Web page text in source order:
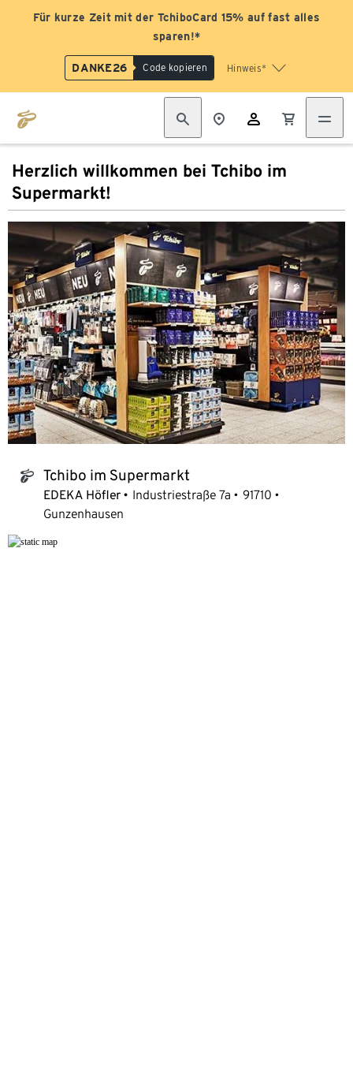
Für kurze Zeit mit der TchiboCard 15% auf fast alles
sparen!*
DANKE26 Code kopieren Hinweis*
Herzlich willkommen bei Tchibo im
Supermarkt!
tchibo_logo Tchibo im Supermarkt
EDEKA Höfler Industriestraße 7a
91710
Gunzenhausen